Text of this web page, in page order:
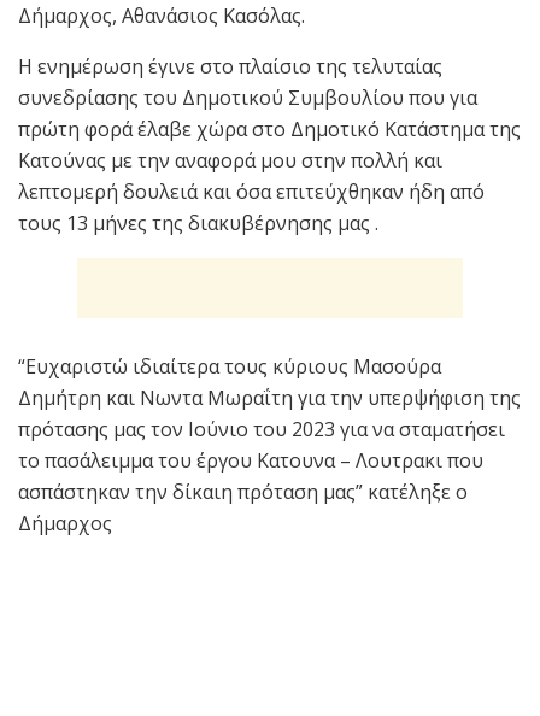
Δήμαρχος, Αθανάσιος Κασόλας.
Η ενημέρωση έγινε στο πλαίσιο της τελυταίας
συνεδρίασης του Δημοτικού Συμβουλίου που για
πρώτη φορά έλαβε χώρα στο Δημοτικό Κατάστημα της
Κατούνας με την αναφορά μου στην πολλή και
λεπτομερή δουλειά και όσα επιτεύχθηκαν ήδη από
τους 13 μήνες της διακυβέρνησης μας .
“Ευχαριστώ ιδιαίτερα τους κύριους Μασούρα
Δημήτρη και Νωντα Μωραΐτη για την υπερψήφιση της
πρότασης μας τον Ιούνιο του 2023 για να σταματήσει
το πασάλειμμα του έργου Κατουνα – Λουτρακι που
ασπάστηκαν την δίκαιη πρόταση μας” κατέληξε ο
Δήμαρχος